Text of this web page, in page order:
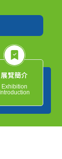
展覽簡介
Exhibition
Introduction